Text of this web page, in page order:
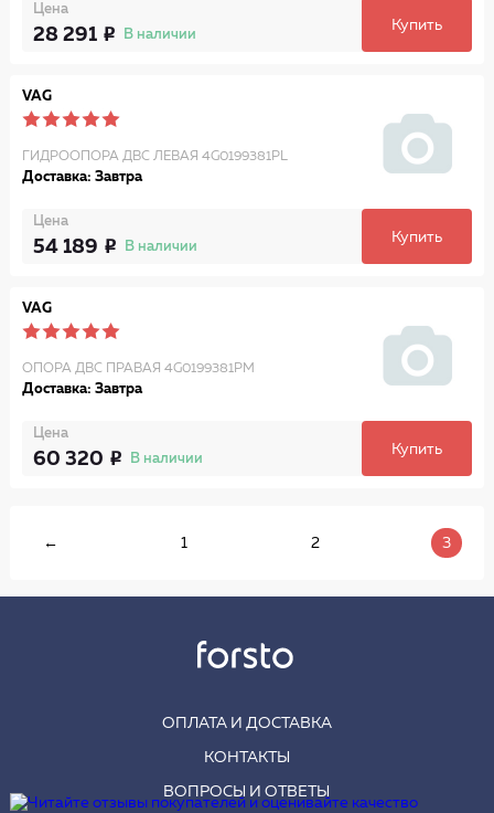
Цена
28 291 В наличии
Купить
VAG
ГИДРООПОРА ДВС ЛЕВАЯ 4G0199381PL
Доставка: Завтра
Цена
54 189 В наличии
Купить
VAG
ОПОРА ДВС ПРАВАЯ 4G0199381PM
Доставка: Завтра
Цена
60 320 В наличии
Купить
← 1 2 3
ОПЛАТА И ДОСТАВКА
КОНТАКТЫ
ВОПРОСЫ И ОТВЕТЫ